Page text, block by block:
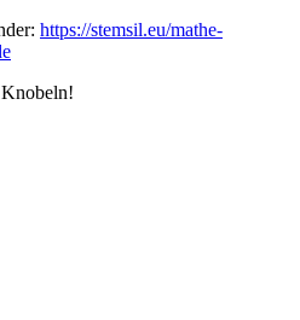
https://stemsil.eu/mathe-